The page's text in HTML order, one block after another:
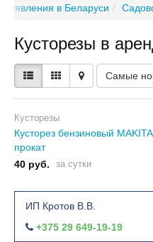
в Беларуси
Кусторезы в
Самые
Кусторезы
Кусторез бензиновый
прокат
40 руб.
за сутки
ИП Кротов В.В.
+375 29 649-19-19